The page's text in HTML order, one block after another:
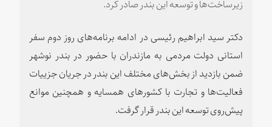
دکتر سید ابراهیم رئیسی در ادامه برنامه‌های روز دوم سفر
استانی دولت مردمی به مازندران با حضور در بندر نوشهر
ضمن بازدید از بخش‌های مختلف این بندر در جریان جزییات
فعالیت‌ها و تجارت با کشورهای همسایه و همچنین موانع
پیش‌روی توسعه این بندر قرار گرفت.